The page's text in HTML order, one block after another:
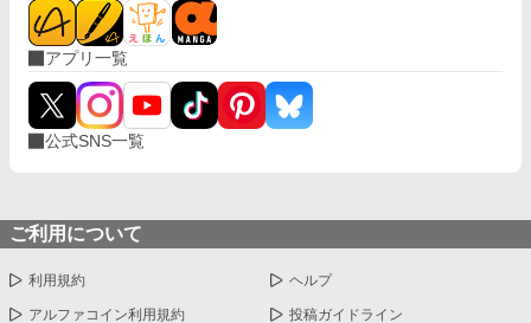
アプリ一覧
公式SNS一覧
ご利用について
利用規約 ヘルプ
アルファコイン利用規約 投稿ガイドライン